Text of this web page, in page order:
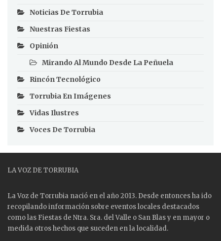
Noticias De Torrubia
Nuestras Fiestas
Opinión
Mirando Al Mundo Desde La Peñuela
Rincón Tecnológico
Torrubia En Imágenes
Vidas Ilustres
Voces De Torrubia
LA VOZ DE TORRUBIA
La Voz de Torrubia nació en el año 2013. Desde entonces ha ido
recopilando información sobre eventos locales destacados
como las Fiestas de Ntra. Sra. del Valle o San Blas y en mayor o
medida otros hechos que suceden en la localidad.